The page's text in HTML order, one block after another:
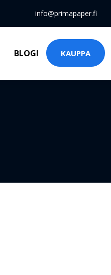
info@primapaper.fi
BLOGI KAUPPA